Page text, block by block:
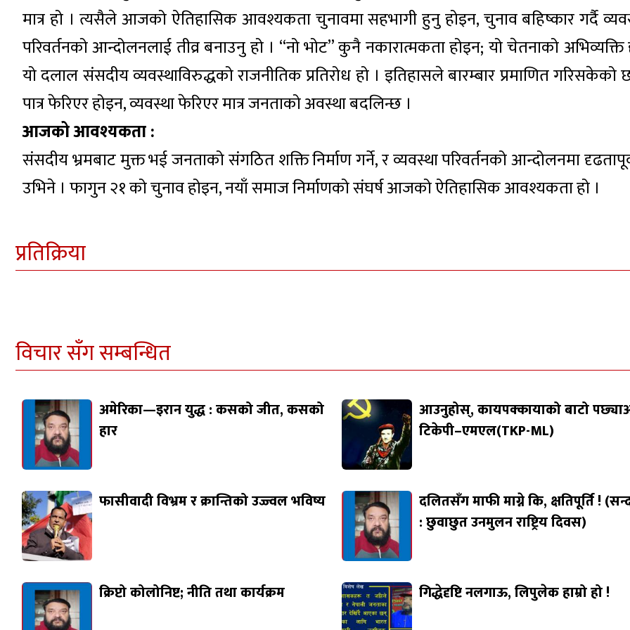
मात्र हो । त्यसैले आजको ऐतिहासिक आवश्यकता चुनावमा सहभागी हुनु होइन, चुनाव बहिष्कार गर्दै
परिवर्तनको आन्दोलनलाई तीव्र बनाउनु हो । “नो भोट” कुनै नकारात्मकता होइन; यो चेतनाको अभिव्यक्ति
यो दलाल संसदीय व्यवस्थाविरुद्धको राजनीतिक प्रतिरोध हो । इतिहासले बारम्बार प्रमाणित
पात्र फेरिएर होइन, व्यवस्था फेरिएर मात्र जनताको अवस्था बदलिन्छ ।
आजको आवश्यकता :
संसदीय भ्रमबाट मुक्त भई जनताको संगठित शक्ति निर्माण गर्ने, र व्यवस्था परिवर्तनको आन्दोलनमा
उभिने । फागुन २१ को चुनाव होइन, नयाँ समाज निर्माणको संघर्ष आजको ऐतिहासिक आवश्यकता हो ।
प्रतिक्रिया
विचार सँग सम्बन्धित
अमेरिका—इरान युद्ध : कसको जीत, कसको
हार
आउनुहोस्, कायपक्कायाको बाटो
टिकेपी–एमएल(TKP-ML)
फासीवादी विभ्रम र क्रान्तिको उज्ज्वल भविष्य
दलितसँग माफी माग्ने कि, क्षतिपूर्ति !
: छुवाछुत उनमुलन राष्ट्रिय दिवस)
क्रिप्टो कोलोनिष्ट; नीति तथा कार्यक्रम गिद्धेदृष्टि नलगाऊ, लिपुलेक हाम्रो हो !